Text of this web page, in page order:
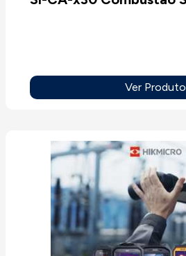
Ver Produto